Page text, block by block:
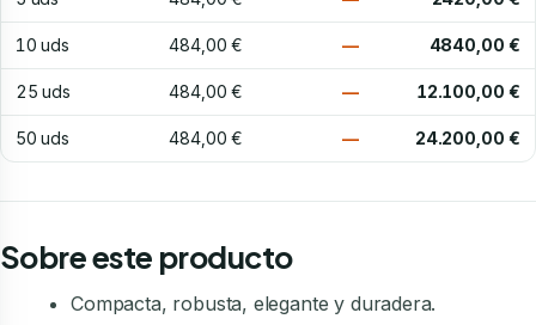
10 uds 484,00 € — 4840,00 €
25 uds 484,00 € — 12.100,00 €
50 uds 484,00 € — 24.200,00 €
Sobre este producto
Compacta, robusta, elegante y duradera.